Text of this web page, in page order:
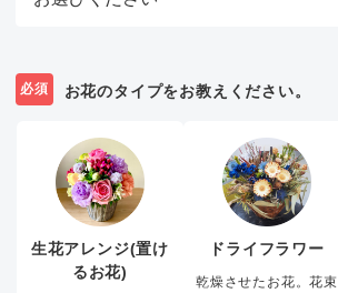
必須 お花のタイプをお教えください。
生花アレンジ(置け
るお花)
ドライフラワー
乾燥させたお花。花束